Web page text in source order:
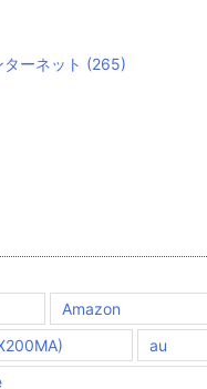
ーネット (265)
Amazon
au